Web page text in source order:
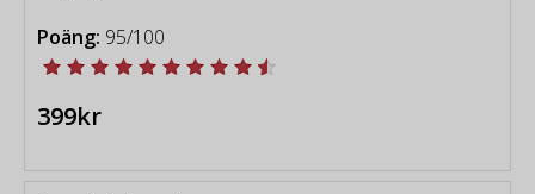
Poäng: 95/100
399kr